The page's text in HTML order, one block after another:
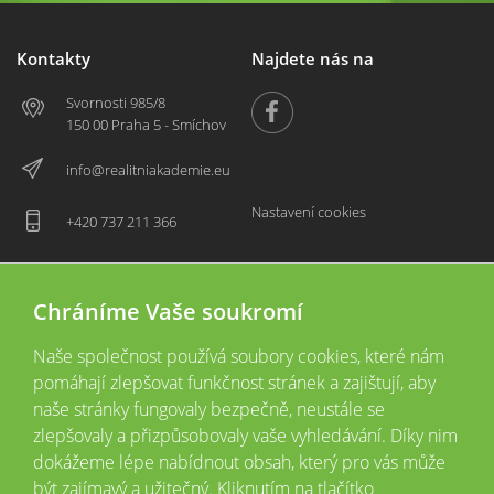
Kontakty
Svornosti 985/8
150 00 Praha 5 - Smíchov
info@realitniakademie.eu
+420 737 211 366
Najdete nás na
Nastavení cookies
2026 © CopyrightVšechna práva vyhrazena
Tyto webové stránky jsou provozovány společností Realitní akademie České
Chráníme Vaše soukromí
Naše společnost používá soubory cookies, které nám
pomáhají zlepšovat funkčnost stránek a zajištují, aby
naše stránky fungovaly bezpečně, neustále se
zlepšovaly a přizpůsobovaly vaše vyhledávání. Díky nim
dokážeme lépe nabídnout obsah, který pro vás může
být zajímavý a užitečný. Kliknutím na tlačítko